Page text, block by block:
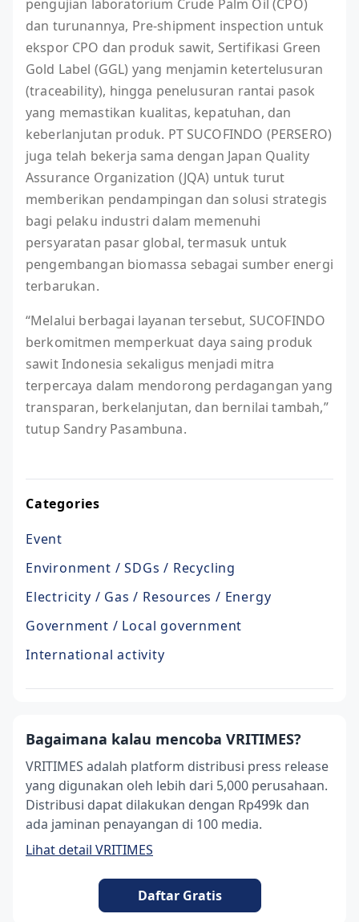
pengujian laboratorium Crude Palm Oil (CPO)
dan turunannya, Pre-shipment inspection untuk
ekspor CPO dan produk sawit, Sertifikasi Green
Gold Label (GGL) yang menjamin ketertelusuran
(traceability), hingga penelusuran rantai pasok
yang memastikan kualitas, kepatuhan, dan
keberlanjutan produk. PT SUCOFINDO (PERSERO)
juga telah bekerja sama dengan Japan Quality
Assurance Organization (JQA) untuk turut
memberikan pendampingan dan solusi strategis
bagi pelaku industri dalam memenuhi
persyaratan pasar global, termasuk untuk
pengembangan biomassa sebagai sumber energi
terbarukan.
“Melalui berbagai layanan tersebut, SUCOFINDO
berkomitmen memperkuat daya saing produk
sawit Indonesia sekaligus menjadi mitra
terpercaya dalam mendorong perdagangan yang
transparan, berkelanjutan, dan bernilai tambah,”
tutup Sandry Pasambuna.
Categories
Event
Environment / SDGs / Recycling
Electricity / Gas / Resources / Energy
Government / Local government
International activity
Bagaimana kalau mencoba VRITIMES?
VRITIMES adalah platform distribusi press release
yang digunakan oleh lebih dari 5,000 perusahaan.
Distribusi dapat dilakukan dengan Rp499k dan
ada jaminan penayangan di 100 media.
Lihat detail VRITIMES
Daftar Gratis